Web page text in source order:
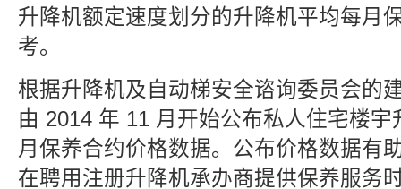
升降机额定速度划分的升降机平均每月
考。
根据升降机及自动梯安全谘询委员会的
由 2014 年 11 月开始公布私人住宅楼宇
月保养合约价格数据。公布价格数据有
在聘用注册升降机承办商提供保养服务